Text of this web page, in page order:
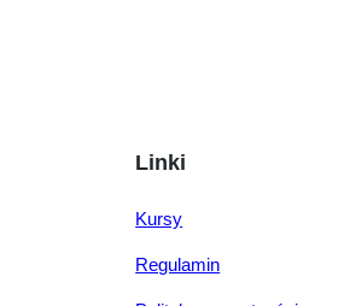
Linki
Kursy
Regulamin